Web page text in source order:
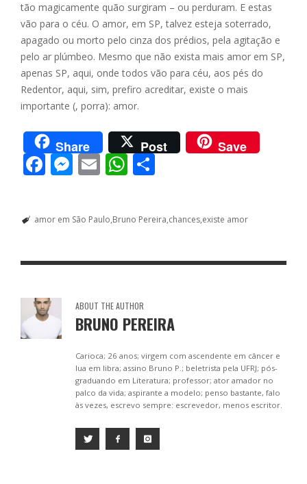
tão magicamente quão surgiram – ou perduram. E estas
vão para o céu. O amor, em SP, talvez esteja soterrado,
apagado ou morto pelo cinza dos prédios, pela agitação e
pelo ar plúmbeo. Mesmo que não exista mais amor em SP,
apenas SP, aqui, onde todos vão para céu, aos pés do
Redentor, aqui, sim, prefiro acreditar, existe o mais
importante (, porra): amor.
Share Post Save
F
b
o
k
M
e
g
er
E
ai
l
W
s
p
p
ar
e
amor em São Paulo Bruno Pereira chances existe amor
ABOUT THE AUTHOR
BRUNO PEREIRA
Carioca; 26 anos; virgem com ascendente em câncer e
lua em libra; assino Bruno P.; beletrista pela UFRJ; pós-
graduando em Literatura; professor; ator amador no
palco da vida; aspirante a modelo; penso bastante, falo
às vezes, escrevo sempre: escrevedor, menos escritor.